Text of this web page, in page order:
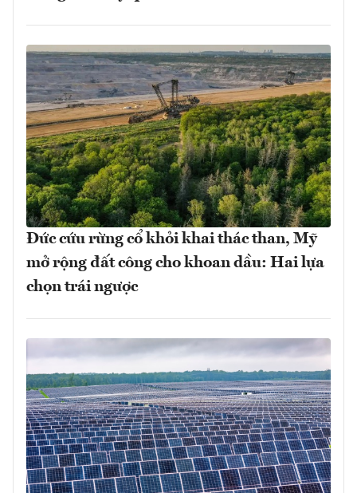
Đức cứu rừng cổ khỏi khai thác than, Mỹ
mở rộng đất công cho khoan dầu: Hai lựa
chọn trái ngược